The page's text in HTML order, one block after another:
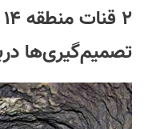
کد مطلب:25720
تصمیم‌گیری‌ها